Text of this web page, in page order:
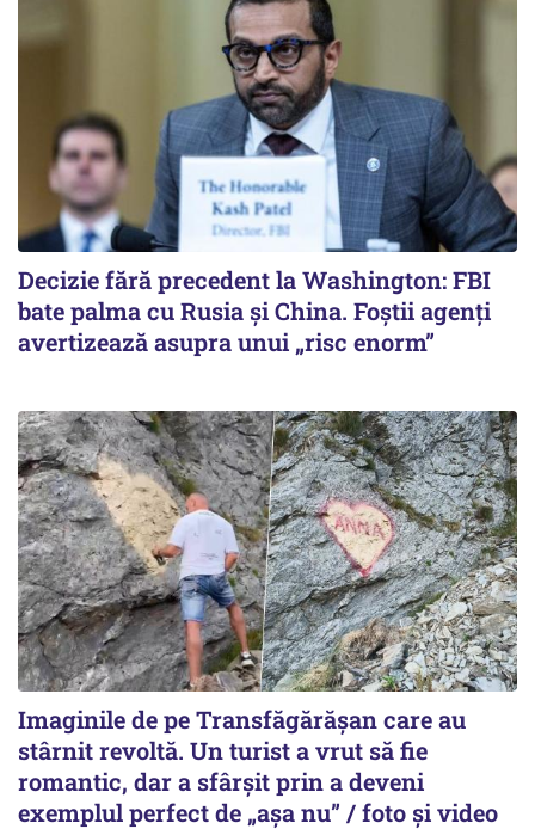
Decizie fără precedent la Washington: FBI
bate palma cu Rusia și China. Foștii agenți
avertizează asupra unui „risc enorm”
Imaginile de pe Transfăgărășan care au
stârnit revoltă. Un turist a vrut să fie
romantic, dar a sfârșit prin a deveni
exemplul perfect de „așa nu” / foto și video